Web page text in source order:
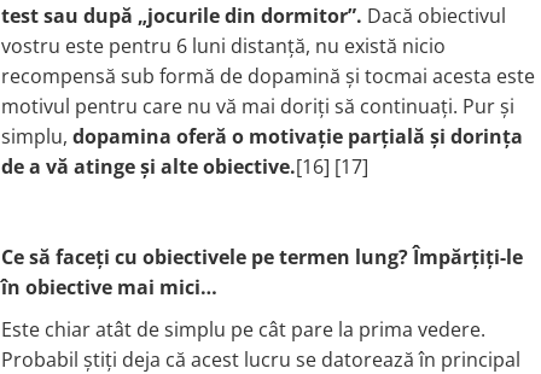
test sau după „jocurile din dormitor”. Dacă obiectivul
vostru este pentru 6 luni distanță, nu există nicio
recompensă sub formă de dopamină și tocmai acesta este
motivul pentru care nu vă mai doriți să continuați. Pur și
simplu, dopamina oferă o motivație parțială și dorința
de a vă atinge și alte obiective.[16] [17]
Ce să faceți cu obiectivele pe termen lung? Împărțiți-le
în obiective mai mici…
Este chiar atât de simplu pe cât pare la prima vedere.
Probabil știți deja că acest lucru se datorează în principal